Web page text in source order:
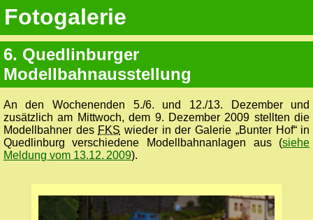
Fotogalerie
6. Quedlinburger
Modellbahnausstellung
An den Wochenenden 5./6. und 12./13. Dezember und
zusätzlich am Mittwoch, dem 9. Dezember 2009 stellten die
Modellbahner des FKS wieder in der Galerie „Bunter Hof“ in
Quedlinburg verschiedene Modellbahnanlagen aus (siehe
Meldung vom 13.12. 2009).